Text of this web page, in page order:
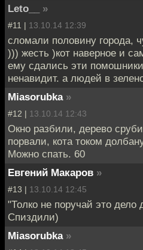
Leto__
»
#11 | 13.10.14 12:39
сломали половину города,
))) жесть )кот наверное и
ему сдались эти
ненавидит. а людей в
Miasorubka »
#12 | 13.10.14 12:43
Окно разбили, дерево
порвали, кота током
Можно спать. 60
Евгений Макаров »
#13 | 13.10.14 12:45
"Толко не поручай это
Спиздили)
Miasorubka »